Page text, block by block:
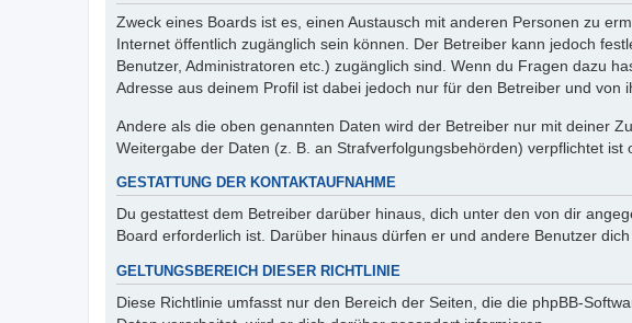
Zweck eines Boards ist es, einen Austausch mit anderen Personen zu
Internet öffentlich zugänglich sein können. Der Betreiber kann jedoch
Benutzer, Administratoren etc.) zugänglich sind. Wenn du Fragen dazu
Adresse aus deinem Profil ist dabei jedoch nur für den Betreiber und von
Andere als die oben genannten Daten wird der Betreiber nur mit deiner
Weitergabe der Daten (z. B. an Strafverfolgungsbehörden) verpflichtet
GESTATTUNG DER KONTAKTAUFNAHME
Du gestattest dem Betreiber darüber hinaus, dich unter den von dir
Board erforderlich ist. Darüber hinaus dürfen er und andere Benutzer
GELTUNGSBEREICH DIESER RICHTLINIE
Diese Richtlinie umfasst nur den Bereich der Seiten, die die phpBB-